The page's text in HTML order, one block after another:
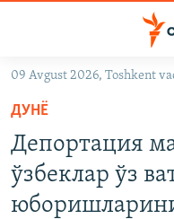
Асосий
навигацияга
ўтинг
Қидиришга
ўтинг
OZODARXIV
На русском
09 Avgust 2026, Toshkent
ДУНË
Депортация
ўзбеклар ўз